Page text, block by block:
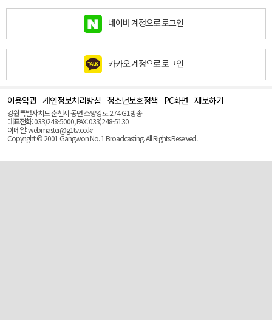
네이버 계정으로 로그인
카카오 계정으로 로그인
이용약관 개인정보처리방침 청소년보호정책 PC화면 제보하기
강원특별자치도 춘천시 동면 소양강로 274 G1방송
대표전화: 033)248-5000, FAX: 033)248-5130
이메일: webmaster@g1tv.co.kr
Copyright © 2001 Gangwon No. 1 Broadcasting. All Rights Reserved.